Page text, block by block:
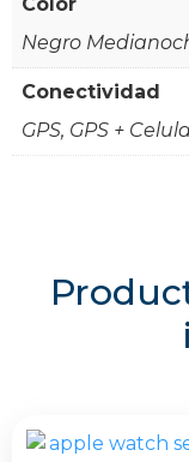
Negro
Conectividad
GPS, GPS +